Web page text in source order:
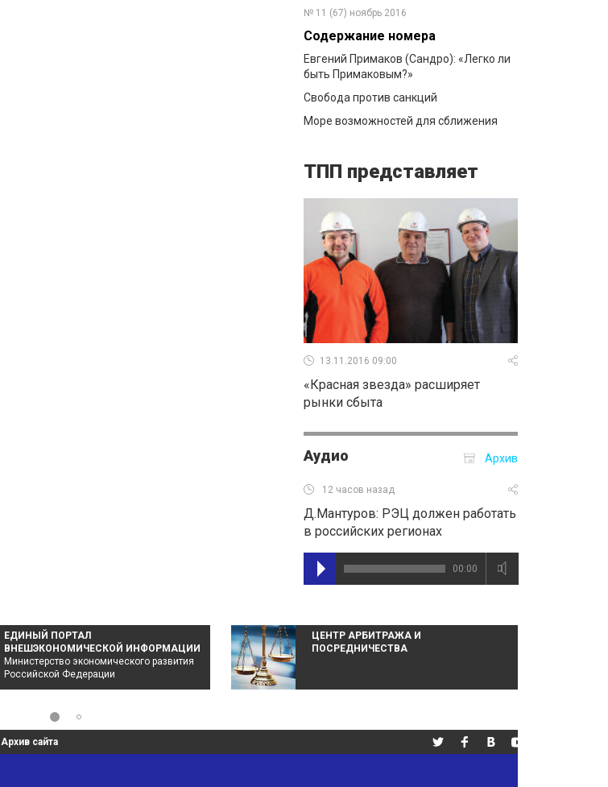
№ 11 (67) ноябрь 2016
Содержание номера
Евгений Примаков (Сандро): «Легко ли
быть Примаковым?»
Свобода против санкций
Море возможностей для сближения
ТПП представляет
13.11.2016 09:00
«Красная звезда» расширяет
рынки сбыта
Аудио Архив
12 часов назад
Д.Мантуров: РЭЦ должен работать
в российских регионах
00:00
ЕДИНЫЙ ПОРТАЛ
ВНЕШЭКОНОМИЧЕСКОЙ ИНФОРМАЦИИ
Министерство экономического развития
Российской Федерации
ЦЕНТР АРБИТРАЖА И
ПОСРЕДНИЧЕСТВА
Архив сайта